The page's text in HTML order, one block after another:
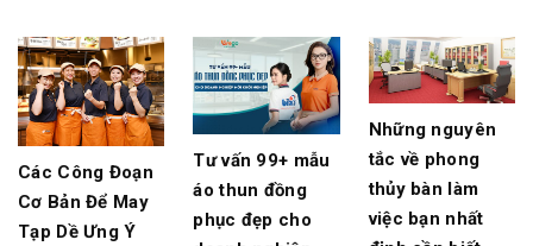
Các Công Đoạn
Cơ Bản Để May
Tạp Dề Ưng Ý
Tư vấn 99+ mẫu
áo thun đồng
phục đẹp cho
Những nguyên
tắc về phong
thủy bàn làm
việc bạn nhất